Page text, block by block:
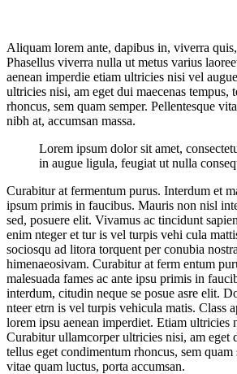
Aliquam lorem ante, dapibus in, viverra
Phasellus viverra nulla ut metus varius
aenean imperdie etiam ultricies nisi vel
ultricies nisi, am eget dui maecenas tempus,
rhoncus, sem quam semper. Pellentesque
nibh at, accumsan massa.
Lorem ipsum dolor sit amet,
in augue ligula, feugiat ut nulla
Curabitur at fermentum purus. Interdum et
ipsum primis in faucibus. Mauris non nisl
sed, posuere elit. Vivamus ac tincidunt
enim nteger et tur is vel turpis vehi cula
sociosqu ad litora torquent per conubia
himenaeosivam. Curabitur at ferm entum
malesuada fames ac ante ipsu primis in
interdum, citudin neque se posue asre elit.
nteer etrn is vel turpis vehicula matis. Class
lorem ipsu aenean imperdiet. Etiam ultricies
Curabitur ullamcorper ultricies nisi, am eget
tellus eget condimentum rhoncus, sem quam
vitae quam luctus, porta accumsan.